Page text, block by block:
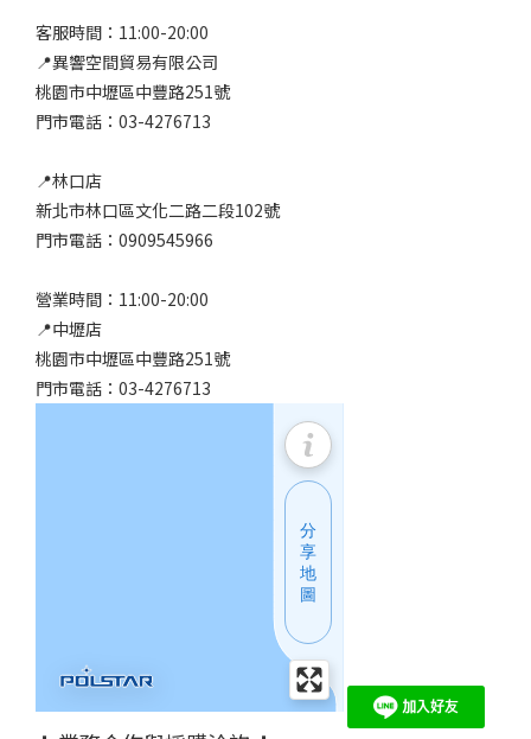
客服時間：11:00-20:00
📍異響空間貿易有限公司
桃園市中壢區中豐路251號
門市電話：03-4276713
📍林口店
新北市林口區文化二路二段102號
門市電話：0909545966
營業時間：11:00-20:00
📍中壢店
桃園市中壢區中豐路251號
門市電話：03-4276713